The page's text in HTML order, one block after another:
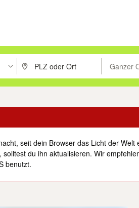
Vorschläge mit den Pfeiltasten nach
PLZ oder Ort eingeben. Ganzer
Suche im
seit dein Browser das Licht der
du ihn aktualisieren. Wir
benutzt.